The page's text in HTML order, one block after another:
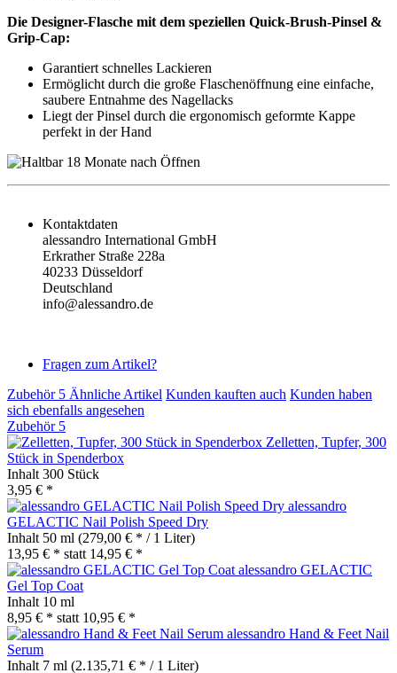
Die Designer-Flasche mit dem speziellen Quick-Brush-Pinsel &
Grip-Cap:
Garantiert schnelles Lackieren
Ermöglicht durch die große Flaschenöffnung eine einfache,
saubere Entnahme des Nagellacks
Liegt der Pinsel durch die ergonomisch geformte Kappe
perfekt in der Hand
Kontaktdaten
alessandro International GmbH
Erkrather Straße 228a
40233 Düsseldorf
Deutschland
info@alessandro.de
Fragen zum Artikel?
Zubehör 5 Ähnliche Artikel Kunden kauften auch Kunden haben
sich ebenfalls angesehen
Zubehör 5
Zelletten, Tupfer, 300
Stück in Spenderbox
Inhalt 300 Stück
3,95 € *
alessandro
GELACTIC Nail Polish Speed Dry
Inhalt 50 ml (279,00 € * / 1 Liter)
13,95 € * statt 14,95 € *
alessandro GELACTIC
Gel Top Coat
Inhalt 10 ml
8,95 € * statt 10,95 € *
alessandro Hand & Feet Nail
Serum
Inhalt 7 ml (2.135,71 € * / 1 Liter)